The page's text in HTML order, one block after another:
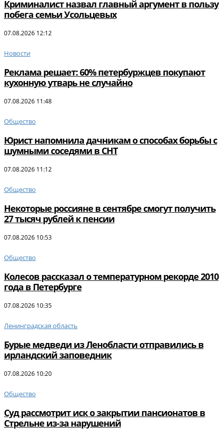
Криминалист назвал главный аргумент в пользу
побега семьи Усольцевых
07.08.2026 12:12
Новости
Реклама решает: 60% петербуржцев покупают
кухонную утварь не случайно
07.08.2026 11:48
Общество
Юрист напомнила дачникам о способах борьбы с
шумными соседями в СНТ
07.08.2026 11:12
Общество
Некоторые россияне в сентябре смогут получить
27 тысяч рублей к пенсии
07.08.2026 10:53
Общество
Колесов рассказал о температурном рекорде 2010
года в Петербурге
07.08.2026 10:35
Ленинградская область
Бурые медведи из Ленобласти отправились в
ирландский заповедник
07.08.2026 10:20
Общество
Суд рассмотрит иск о закрытии пансионатов в
Стрельне из-за нарушений